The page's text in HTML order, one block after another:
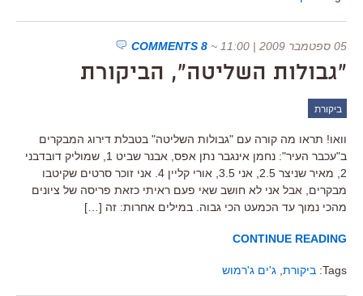
05 ספטמבר 2009 | 11:00 ~
8 COMMENTS
"גבולות השליטה", הביקורת
ביקורת
וואו! תראו מה קורה עם "גבולות השליטה" בטבלת דירוג המבקרים
ב"עכבר העיר": נחמן אינגבר נתן אפס, אבנר שביט 1, שמוליק דובדבני
2, מאיר שניצר 2.5, אני 3.5, אורי קליין 4. אני זוכר סרטים שקיטבו
מבקרים, אבל אני לא חושב שאי פעם ראיתי כזאת פריסה של ציונים
מהכי נמוך עד הכמעט הכי גבוה. במילים אחרות: זה […]
CONTINUE READING
Tags: ביקורת ג'ים ג'רמוש